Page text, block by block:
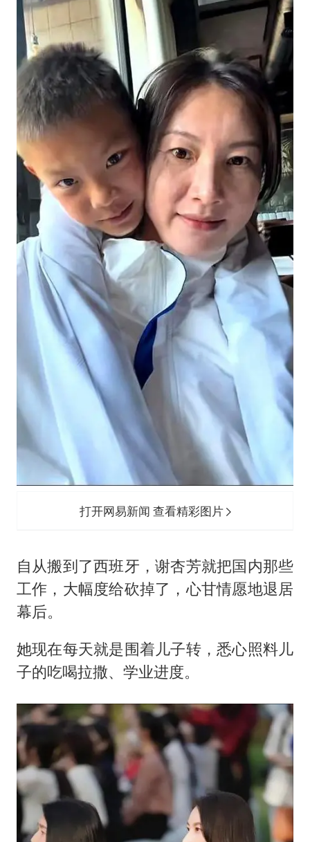
打开网易新闻 查看精彩图片
自从搬到了西班牙，谢杏芳就把国内那些
工作，大幅度给砍掉了，心甘情愿地退居
幕后。
她现在每天就是围着儿子转，悉心照料儿
子的吃喝拉撒、学业进度。